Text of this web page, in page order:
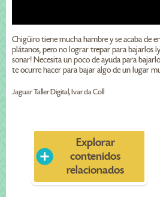
Chigüiro tiene mucha hambre y se acaba de
plátanos, pero no lograr trepar para bajarlos
sonar! Necesita un poco de ayuda para
te ocurre hacer para bajar algo de un lugar
Jaguar Taller Digital, Ivar da Coll
Explorar
contenidos
relacionados